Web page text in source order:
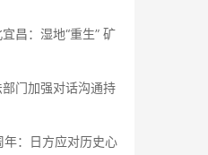
昌：湿地“重生” 矿
门加强对话沟通持
：日方应对历史心